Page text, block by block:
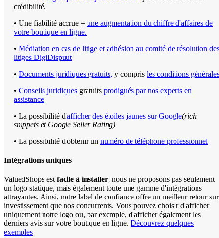
crédibilité.
• Une fiabilité accrue = une augmentation du chiffre d'affaires de
votre boutique en ligne.
• Médiation en cas de litige et adhésion au comité de résolution des
litiges DigiDispuut
• Documents juridiques gratuits, y compris les conditions générales
• Conseils juridiques gratuits prodigués par nos experts en
assistance
• La possibilité d'afficher des étoiles jaunes sur Google(rich
snippets et Google Seller Rating)
• La possibilité d'obtenir un numéro de téléphone professionnel
Intégrations uniques
ValuedShops est facile à installer; nous ne proposons pas seulement
un logo statique, mais également toute une gamme d'intégrations
attrayantes. Ainsi, notre label de confiance offre un meilleur retour sur
investissement que nos concurrents. Vous pouvez choisir d'afficher
uniquement notre logo ou, par exemple, d'afficher également les
derniers avis sur votre boutique en ligne. Découvrez quelques
exemples